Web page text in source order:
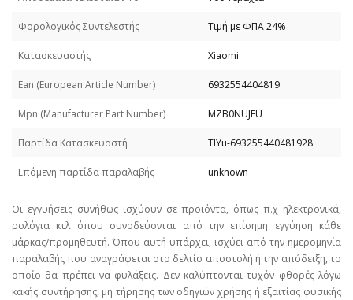
Φορολογικός Συντελεστής Τιμή με ΦΠΑ 24%
Κατασκευαστής Xiaomi
Εan (European Article Number) 6932554404819
Mpn (Manufacturer Part Number) MZB0NUJEU
Παρτίδα Κατασκευαστή TlYu-693255440481928
Επόμενη παρτίδα παραλαβής unknown
Οι εγγυήσεις συνήθως ισχύουν σε προϊόντα, όπως π.χ ηλεκτρονικά,
ρολόγια κτλ όπου συνοδεύονται από την επίσημη εγγύηση κάθε
μάρκας/προμηθευτή. Όπου αυτή υπάρχει, ισχύει από την ημερομηνία
παραλαβής που αναγράφεται στο δελτίο αποστολή ή την απόδειξη, το
οποίο θα πρέπει να φυλάξεις. Δεν καλύπτονται τυχόν φθορές λόγω
κακής συντήρησης, μη τήρησης των οδηγιών χρήσης ή εξαιτίας φυσικής